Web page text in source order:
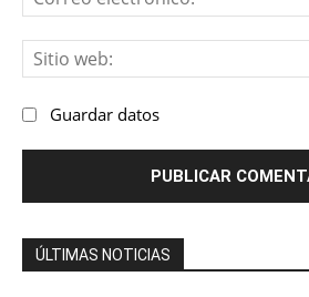
Guardar datos
ÚLTIMAS NOTICIAS